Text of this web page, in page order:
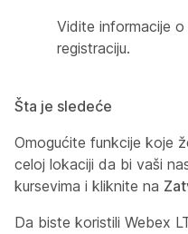
Vidite informacije
registraciju.
Šta je sledeće
Omogućite funkcije koje
celoj lokaciji da bi vaši
kursevima i kliknite na
Da biste koristili Webex